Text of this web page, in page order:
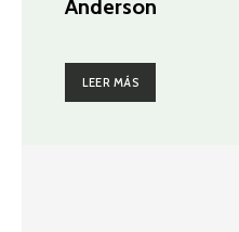
Anderson
LEER MÁS